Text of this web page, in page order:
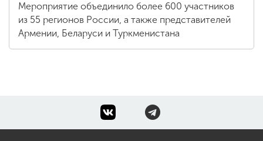
Мероприятие объединило более 600 участников
из 55 регионов России, а также представителей
Армении, Беларуси и Туркменистана